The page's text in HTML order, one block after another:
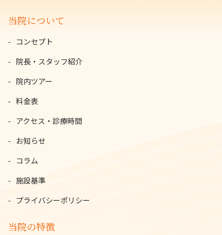
当院について
コンセプト
院長・スタッフ紹介
院内ツアー
料金表
アクセス・診療時間
お知らせ
コラム
施設基準
プライバシーポリシー
当院の特徴